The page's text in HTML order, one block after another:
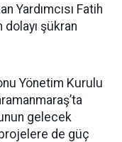
Yardımcısı Fatih
dolayı şükran
Yönetim Kurulu
gelecek
de güç